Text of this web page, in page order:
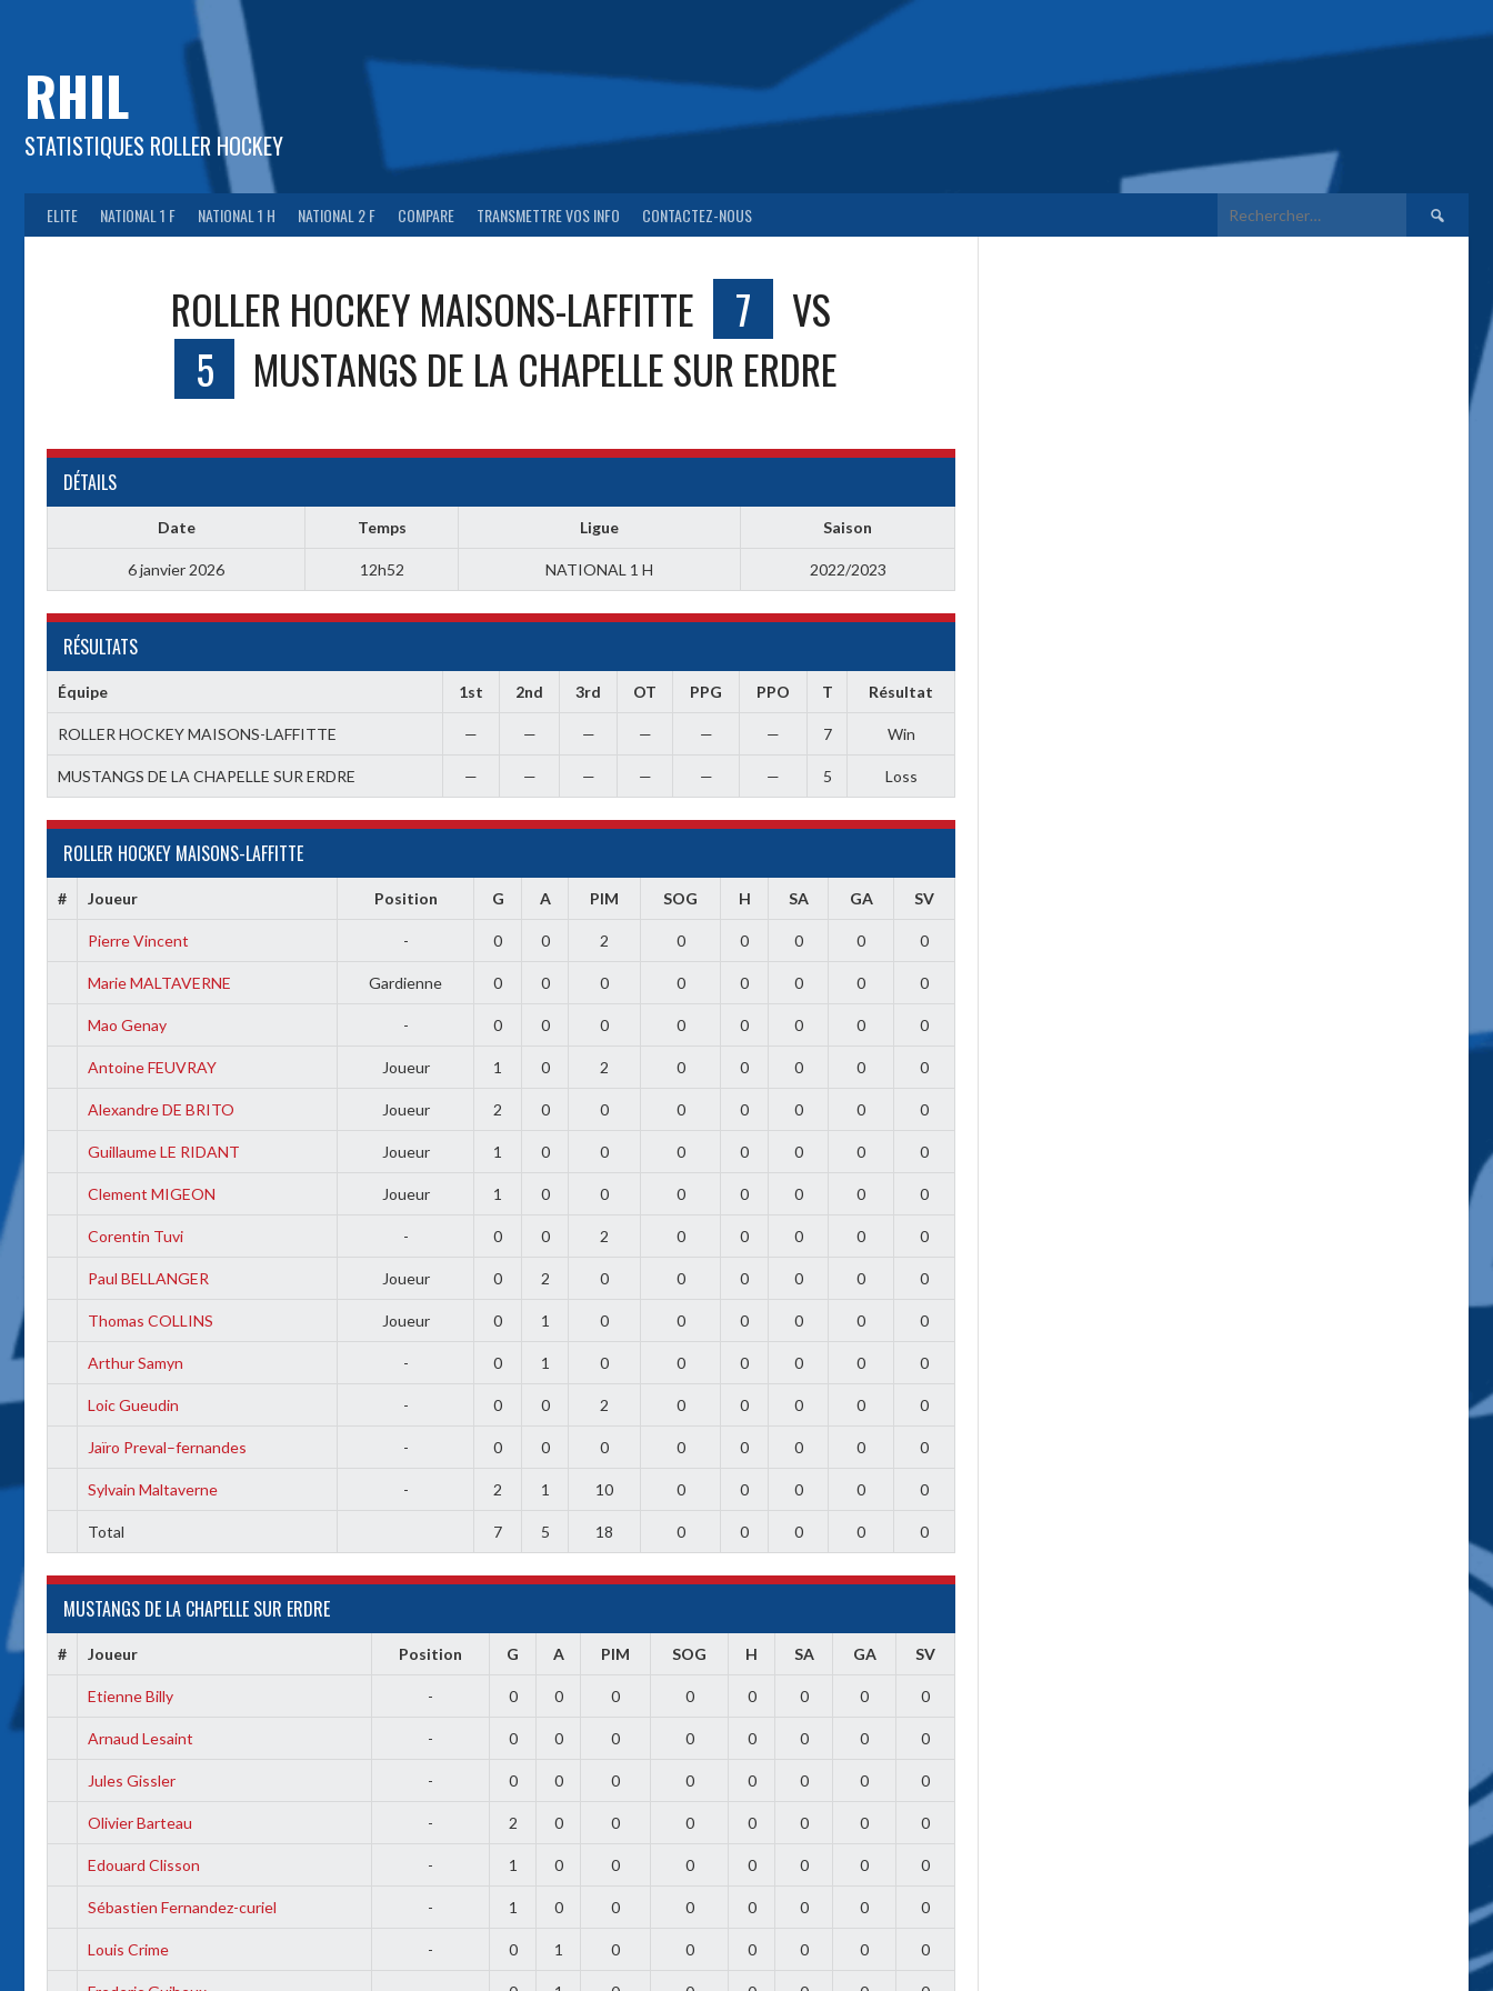
RHIL
STATISTIQUES ROLLER HOCKEY
ELITE NATIONAL 1 F NATIONAL 1 H NATIONAL 2 F COMPARE TRANSMETTRE VOS INFO CONTACTEZ-NOUS
ROLLER HOCKEY MAISONS-LAFFITTE 7
VS
5
MUSTANGS DE LA CHAPELLE SUR ERDRE
DÉTAILS
Date Temps Ligue Saison
6 janvier 2026 12h52 NATIONAL 1 H 2022/2023
RÉSULTATS
Équipe 1st 2nd 3rd OT PPG PPO T Résultat
ROLLER HOCKEY MAISONS-LAFFITTE — — — — — — 7 Win
MUSTANGS DE LA CHAPELLE SUR ERDRE — — — — — — 5 Loss
ROLLER HOCKEY MAISONS-LAFFITTE
# Joueur Position G A PIM SOG H SA GA SV
Pierre Vincent - 0 0 2 0 0 0 0 0
Marie MALTAVERNE Gardienne 0 0 0 0 0 0 0 0
Mao Genay - 0 0 0 0 0 0 0 0
Antoine FEUVRAY Joueur 1 0 2 0 0 0 0 0
Alexandre DE BRITO Joueur 2 0 0 0 0 0 0 0
Guillaume LE RIDANT Joueur 1 0 0 0 0 0 0 0
Clement MIGEON Joueur 1 0 0 0 0 0 0 0
Corentin Tuvi - 0 0 2 0 0 0 0 0
Paul BELLANGER Joueur 0 2 0 0 0 0 0 0
Thomas COLLINS Joueur 0 1 0 0 0 0 0 0
Arthur Samyn - 0 1 0 0 0 0 0 0
Loic Gueudin - 0 0 2 0 0 0 0 0
Jaïro Preval–fernandes - 0 0 0 0 0 0 0 0
Sylvain Maltaverne - 2 1 10 0 0 0 0 0
Total 7 5 18 0 0 0 0 0
MUSTANGS DE LA CHAPELLE SUR ERDRE
# Joueur Position G A PIM SOG H SA GA SV
Etienne Billy - 0 0 0 0 0 0 0 0
Arnaud Lesaint - 0 0 0 0 0 0 0 0
Jules Gissler - 0 0 0 0 0 0 0 0
Olivier Barteau - 2 0 0 0 0 0 0 0
Edouard Clisson - 1 0 0 0 0 0 0 0
Sébastien Fernandez-curiel - 1 0 0 0 0 0 0 0
Louis Crime - 0 1 0 0 0 0 0 0